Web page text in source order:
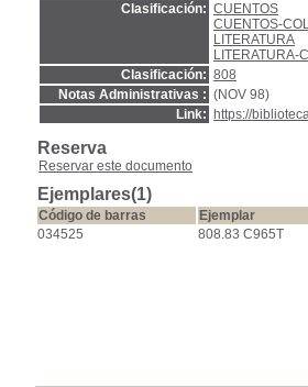
Clasificación: CUENTOS
CUENTOS-
LITERATURA
LITERATURA-
Clasificación: 808
Notas Administrativas : (NOV 98)
Link:
https://
Reserva
Reservar este documento
Ejemplares(1)
Código de barras
Ejemplar
034525
808.83 C965T